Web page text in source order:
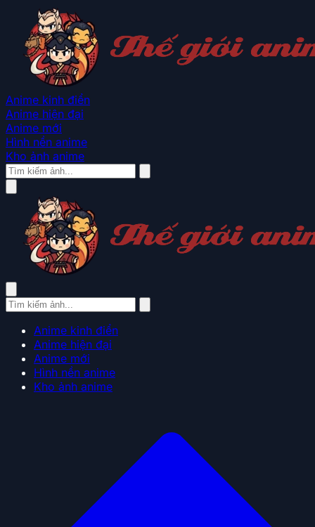
Anime kinh điển
Anime hiện đại
Anime mới
Hình nền anime
Kho ảnh anime
Anime kinh điển
Anime hiện đại
Anime mới
Hình nền anime
Kho ảnh anime